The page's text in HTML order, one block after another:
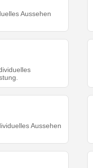
Aussehen
Aussehen